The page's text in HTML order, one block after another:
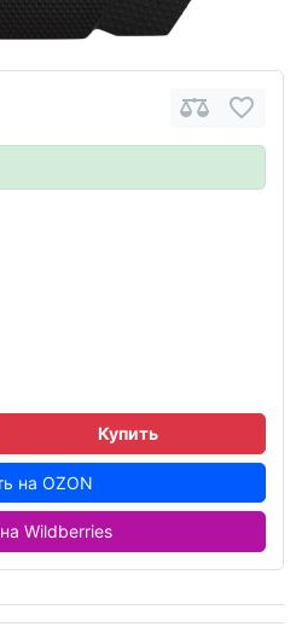
Купить
на OZON
Wildberries